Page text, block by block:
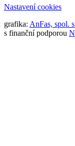
Nastavení cookies
grafika: AnFas, spol.
s finanční podporou